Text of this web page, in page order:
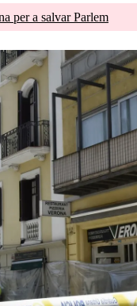
per a salvar Parlem